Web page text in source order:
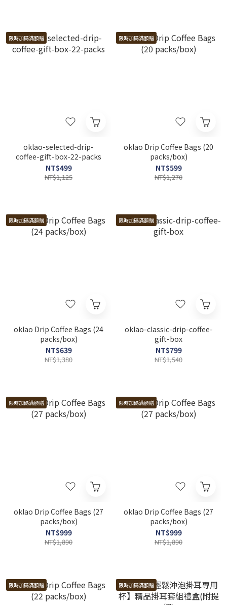
限時加碼滿額贈
oklao-selected-drip-
coffee-gift-box-22-packs
NT$499
NT$1,125
限時加碼滿額贈
oklao Drip Coffee Bags (20
packs/box)
NT$599
NT$1,270
限時加碼滿額贈
oklao Drip Coffee Bags (24
packs/box)
NT$639
NT$1,380
限時加碼滿額贈
oklao-classic-drip-coffee-
gift-box
NT$799
NT$1,540
限時加碼滿額贈
oklao Drip Coffee Bags (27
packs/box)
NT$999
NT$1,890
限時加碼滿額贈
oklao Drip Coffee Bags (27
packs/box)
NT$999
NT$1,890
限時加碼滿額贈 限時加碼滿額贈